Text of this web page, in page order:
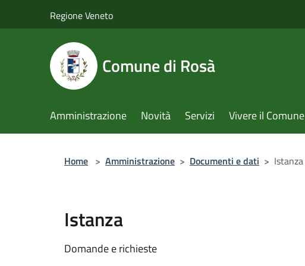
Regione Veneto
Comune di Rosà
Amministrazione Novità Servizi Vivere il Comune
Home > Amministrazione > Documenti e dati > Istanza
Istanza
Domande e richieste